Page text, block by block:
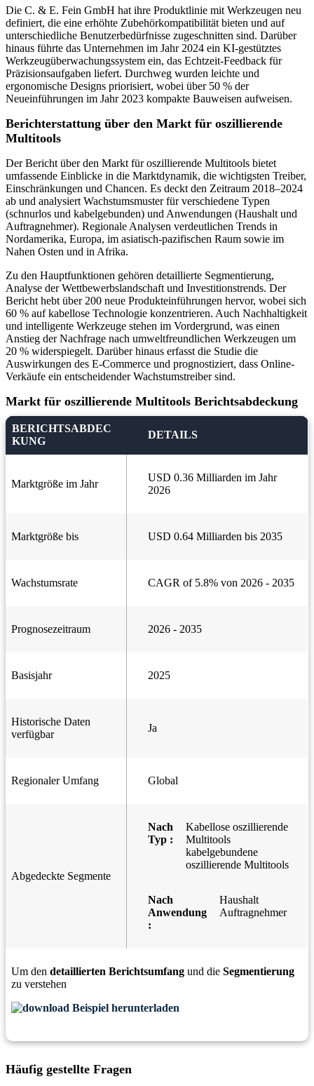
Die C. & E. Fein GmbH hat ihre Produktlinie mit Werkzeugen neu
definiert, die eine erhöhte Zubehörkompatibilität bieten und auf
unterschiedliche Benutzerbedürfnisse zugeschnitten sind. Darüber
hinaus führte das Unternehmen im Jahr 2024 ein KI-gestütztes
Werkzeugüberwachungssystem ein, das Echtzeit-Feedback für
Präzisionsaufgaben liefert. Durchweg wurden leichte und
ergonomische Designs priorisiert, wobei über 50 % der
Neueinführungen im Jahr 2023 kompakte Bauweisen aufweisen.
Berichterstattung über den Markt für oszillierende
Multitools
Der Bericht über den Markt für oszillierende Multitools bietet
umfassende Einblicke in die Marktdynamik, die wichtigsten Treiber,
Einschränkungen und Chancen. Es deckt den Zeitraum 2018–2024
ab und analysiert Wachstumsmuster für verschiedene Typen
(schnurlos und kabelgebunden) und Anwendungen (Haushalt und
Auftragnehmer). Regionale Analysen verdeutlichen Trends in
Nordamerika, Europa, im asiatisch-pazifischen Raum sowie im
Nahen Osten und in Afrika.
Zu den Hauptfunktionen gehören detaillierte Segmentierung,
Analyse der Wettbewerbslandschaft und Investitionstrends. Der
Bericht hebt über 200 neue Produkteinführungen hervor, wobei sich
60 % auf kabellose Technologie konzentrieren. Auch Nachhaltigkeit
und intelligente Werkzeuge stehen im Vordergrund, was einen
Anstieg der Nachfrage nach umweltfreundlichen Werkzeugen um
20 % widerspiegelt. Darüber hinaus erfasst die Studie die
Auswirkungen des E-Commerce und prognostiziert, dass Online-
Verkäufe ein entscheidender Wachstumstreiber sind.
Markt für oszillierende Multitools Berichtsabdeckung
BERICHTSABDEC
KUNG
DETAILS
Marktgröße im Jahr
USD 0.36 Milliarden im Jahr
2026
Marktgröße bis USD 0.64 Milliarden bis 2035
Wachstumsrate CAGR of 5.8% von 2026 - 2035
Prognosezeitraum 2026 - 2035
Basisjahr 2025
Historische Daten
verfügbar
Ja
Regionaler Umfang Global
Abgedeckte Segmente
Nach
Typ :
Kabellose oszillierende
Multitools
kabelgebundene
oszillierende Multitools
Nach
Anwendung
:
Haushalt
Auftragnehmer
Um den detaillierten Berichtsumfang und die Segmentierung
zu verstehen
Beispiel herunterladen
Häufig gestellte Fragen